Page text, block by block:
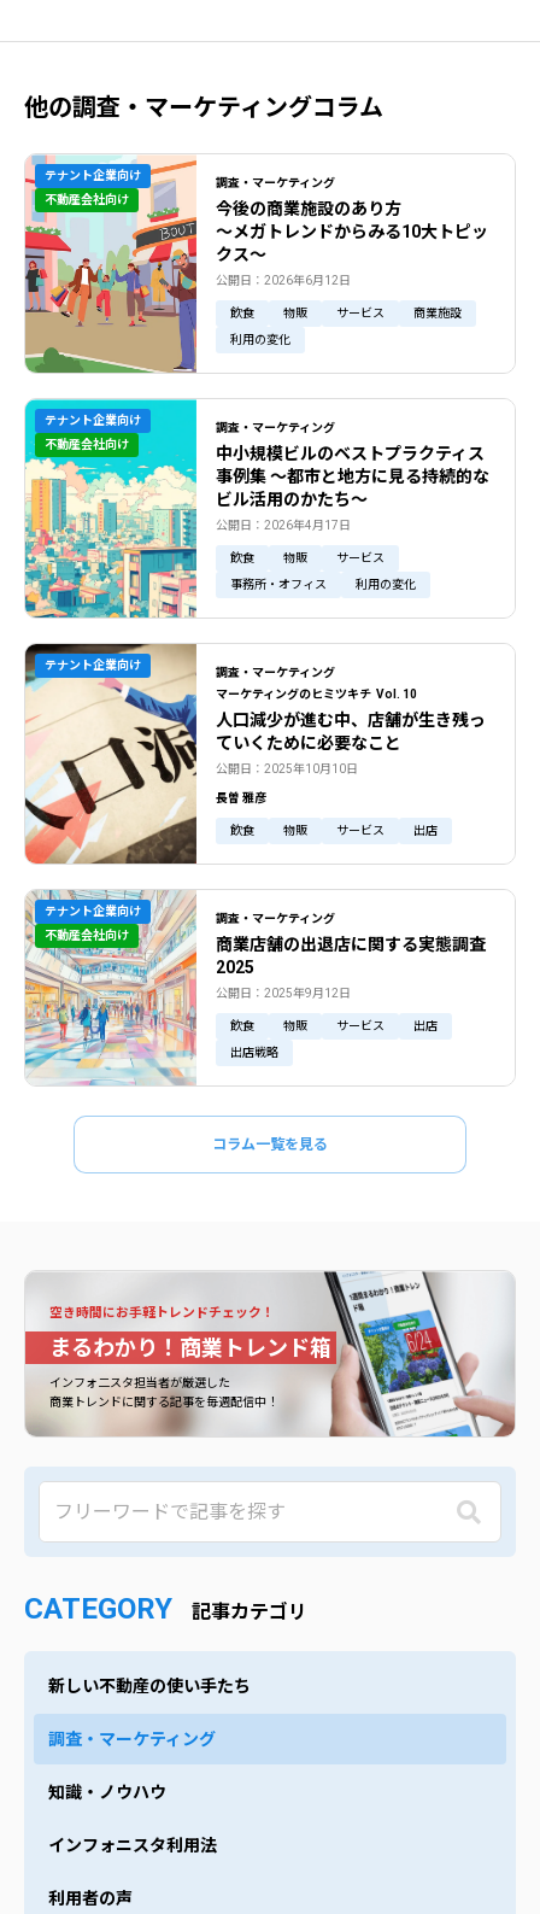
他の調査・マーケティングコラム
調査・マーケティング
今後の商業施設のあり方
〜メガトレンドからみる10大トピッ
クス〜
公開日：2026年6月12日
飲食 物販 サービス
商業施設
利用の変化
テナント企業向け
不動産会社向け
調査・マーケティング
中小規模ビルのベストプラクティス
事例集 ～都市と地方に見る持続的な
ビル活用のかたち～
公開日：2026年4月17日
飲食 物販
サービス
事務所・オフィス
利用の変化
テナント企業向け
不動産会社向け
調査・マーケティング
マーケティングのヒミツキチ Vol. 10
人口減少が進む中、店舗が生き残っ
ていくために必要なこと
公開日：2025年10月10日
長曽 雅彦
飲食 物販 サービス 出店
テナント企業向け
調査・マーケティング
商業店舗の出退店に関する実態調査
2025
公開日：2025年9月12日
飲食 物販 サービス
出店
出店戦略
テナント企業向け
不動産会社向け
コラム一覧を見る
空き時間にお手軽トレンドチェック！
まるわかり！商業トレンド箱
インフォ二スタ担当者が厳選した
商業トレンドに関する記事を毎週配信中！
CATEGORY 記事カテゴリ
新しい不動産の使い手たち
調査・マーケティング
知識・ノウハウ
インフォニスタ利用法
利用者の声